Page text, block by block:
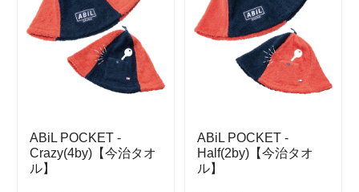
ABiL POCKET -
Crazy(4by)【今治タオ
ル】
ABiL POCKET -
Half(2by)【今治タオ
ル】